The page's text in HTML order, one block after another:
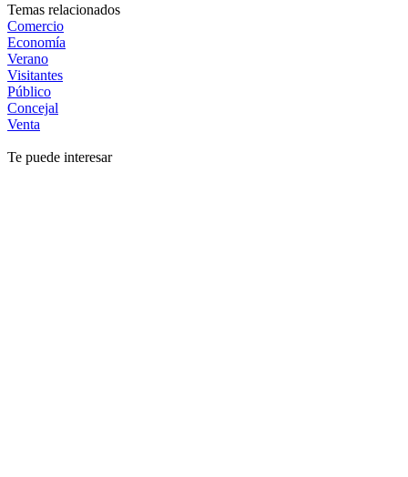
Temas relacionados
Comercio
Economía
Verano
Visitantes
Público
Concejal
Venta
Te puede interesar